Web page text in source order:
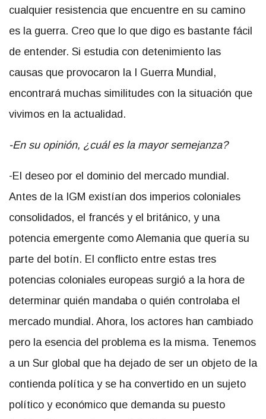
cualquier resistencia que encuentre en su camino
es la guerra. Creo que lo que digo es bastante fácil
de entender. Si estudia con detenimiento las
causas que provocaron la I Guerra Mundial,
encontrará muchas similitudes con la situación que
vivimos en la actualidad.
-En su opinión, ¿cuál es la mayor semejanza?
-El deseo por el dominio del mercado mundial.
Antes de la IGM existían dos imperios coloniales
consolidados, el francés y el británico, y una
potencia emergente como Alemania que quería su
parte del botín. El conflicto entre estas tres
potencias coloniales europeas surgió a la hora de
determinar quién mandaba o quién controlaba el
mercado mundial. Ahora, los actores han cambiado
pero la esencia del problema es la misma. Tenemos
a un Sur global que ha dejado de ser un objeto de la
contienda política y se ha convertido en un sujeto
político y económico que demanda su puesto